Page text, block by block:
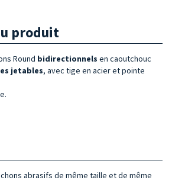
produit
Round bidirectionnels en caoutchouc
jetables, avec tige en acier et pointe
abrasifs de même taille et de même